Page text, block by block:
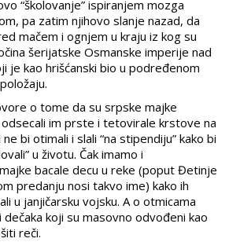
“školovanje” ispiranjem mozga
pa zatim njihovo slanje nazad, da
mačem i ognjem u kraju iz kog su
šerijatske Osmanske imperije nad
je kao hrišćanski bio u podređenom
o tome da su srpske majke
odsecali im prste i tetovirale krstove na
bi otimali i slali “na stipendiju” kako bi
u životu. Čak imamo i
bacale decu u reke (poput Đetinje
predanju nosi takvo ime) kako ih
u janjičarsku vojsku. A o otmicama
koji su masovno odvođeni kao
reči.